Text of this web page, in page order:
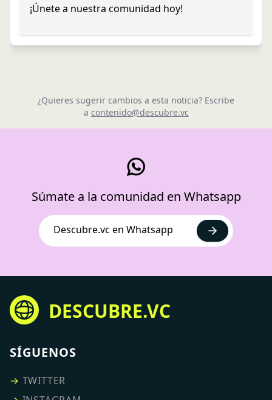
¡Únete a nuestra comunidad hoy!
¿Quieres sugerir cambios a esta noticia? Escribe
a contenido@descubre.vc
Súmate a la comunidad en Whatsapp
Descubre.vc en Whatsapp
DESCUBRE.VC
SÍGUENOS
→ TWITTER